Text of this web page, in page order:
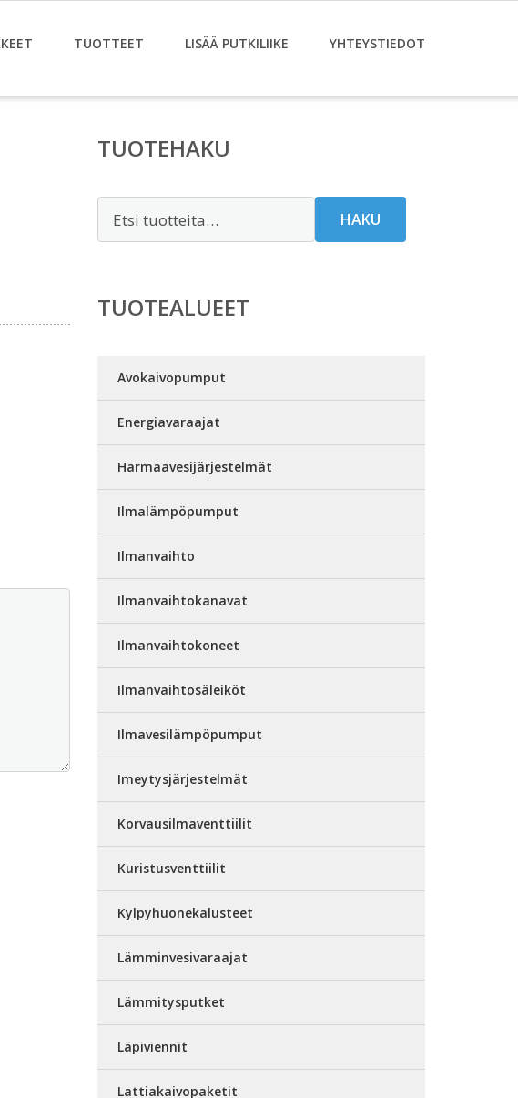
TUOTTEET LISÄÄ PUTKILIIKE YHTEYSTIEDOT
TUOTEHAKU
HAKU
TUOTEALUEET
Avokaivopumput
Energiavaraajat
Harmaavesijärjestelmät
Ilmalämpöpumput
Ilmanvaihto
Ilmanvaihtokanavat
Ilmanvaihtokoneet
Ilmanvaihtosäleiköt
Ilmavesilämpöpumput
Imeytysjärjestelmät
Korvausilmaventtiilit
Kuristusventtiilit
Kylpyhuonekalusteet
Lämminvesivaraajat
Lämmitysputket
Läpiviennit
Lattiakaivopaketit